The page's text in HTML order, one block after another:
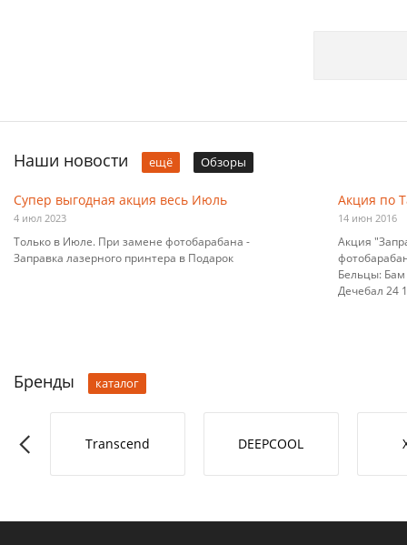
Наши новости ещё Обзоры
Супер выгодная акция весь Июль
4 июл 2023
Только в Июле. При замене фотобарабана -
Заправка лазерного принтера в Подарок
Акция по
14 июн 2016
Акция
Бельцы: Бам
Дечебал 24
Бренды каталог
L Transcend DEEPCOOL